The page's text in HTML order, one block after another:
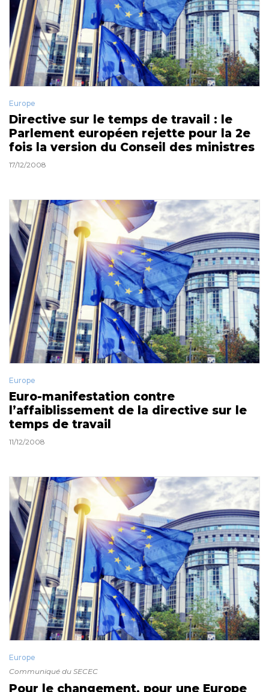
Europe
Directive sur le temps de travail : le
Parlement européen rejette pour la 2e
fois la version du Conseil des ministres
17/12/2008
Europe
Euro-manifestation contre
l’affaiblissement de la directive sur le
temps de travail
11/12/2008
Europe
Communiqué du SECEC
Pour le changement, pour une Europe